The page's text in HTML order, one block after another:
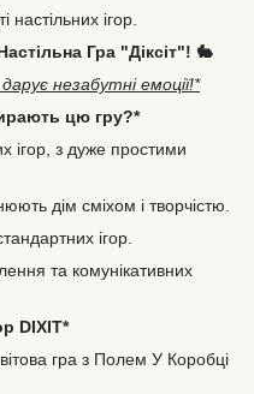
настільних ігор.
Гра "Діксіт"! 🐇
незабутні емоції!*
цю гру?*
ігор, з дуже простими
дім сміхом і творчістю.
ігор.
та комунікативних
DIXIT*
гра з Полем У Коробці